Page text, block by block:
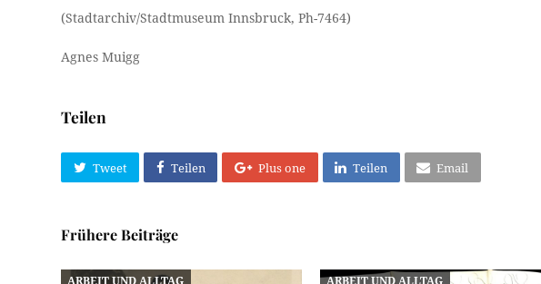
(Stadtarchiv/Stadtmuseum Innsbruck, Ph-7464)
Agnes Muigg
Teilen
Tweet Teilen Plus one Teilen Email
Frühere Beiträge
ARBEIT UND ALLTAG ARBEIT UND ALLTAG